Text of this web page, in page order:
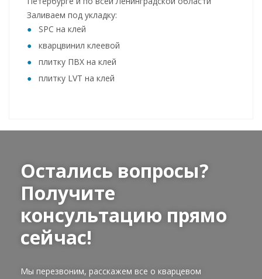
Заливаем под укладку:
SPC на клей
кварцвинил клеевой
плитку ПВХ на клей
плитку LVT на клей
Остались вопросы?
Получите
консультацию прямо
сейчас!
Мы перезвоним, расскажем все о кварцевом